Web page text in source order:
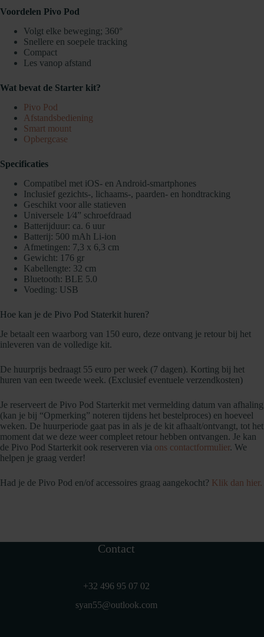
Voordelen Pivo Pod
Volgt elke beweging; 360°
Snellere en soepele tracking
Compact
Les vanop afstand
Wat bevat de Starter kit?
Pivo Pod
Afstandsbediening
Smart mount
Opbergcase
Specificaties
Compatibel met iOS- en Android-smartphones
Inclusief gezichts-, lichaams-, paarden- en hondtracking
Geschikt voor alle statieven
Universele 1⁄4” schroefdraad
Batterijduur: ca. 6 uur
Batterij: 500 mAh Li-ion
Afmetingen: 7,3 x 6,3 cm
Gewicht: 176 gr
Kabellengte: 32 cm
Bluetooth: BLE 5.0
Voeding: USB
Hoe kan je de Pivo Pod Staterkit huren?
Je betaalt een waarborg van 150 euro, deze ontvang je retour bij het
inleveren van de volledige kit.
De huurprijs bedraagt 55 euro per week (7 dagen). Korting bij het
huren van een tweede week. (Exclusief eventuele verzendkosten)
Je reserveert de Pivo Pod Starterkit met vermelding datum van afhaling
(kan je bij “Opmerking” noteren tijdens het bestelproces) en hoeveel
weken. De huurperiode gaat pas in als je de kit afhaalt/ontvangt, tot het
moment dat we deze weer compleet retour hebben ontvangen. Je kan
de Pivo Pod Starterkit ook reserveren via ons contactformulier. We
helpen je graag verder!
Had je de Pivo Pod en/of accessoires graag aangekocht? Klik dan hier.
Contact
+32 496 95 07 02
syan55@outlook.com